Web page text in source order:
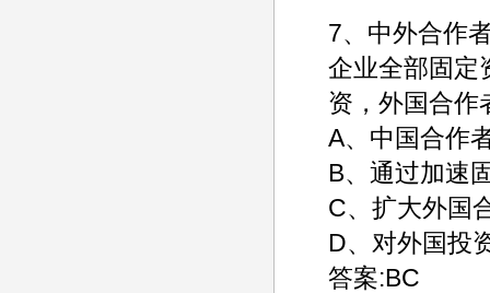
7、中外合作
企业全部固定
资，外国合作
A、中国合作
B、通过加速
C、扩大外国
D、对外国投
答案:BC